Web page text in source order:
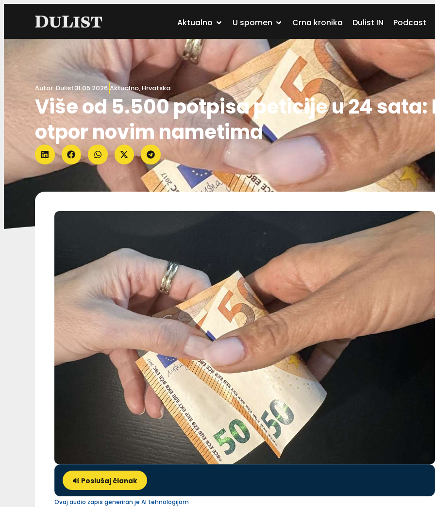
Aktualno U spomen Crna kronika Dulist IN Podcast
Autor:Dulist31.05.2026.Aktualno, Hrvatska
Više od 5.500 potpisa peticije u 24 sata:
otpor novim nametima
🔊 Poslušaj članak
Ovaj audio zapis generiran je AI tehnologijom